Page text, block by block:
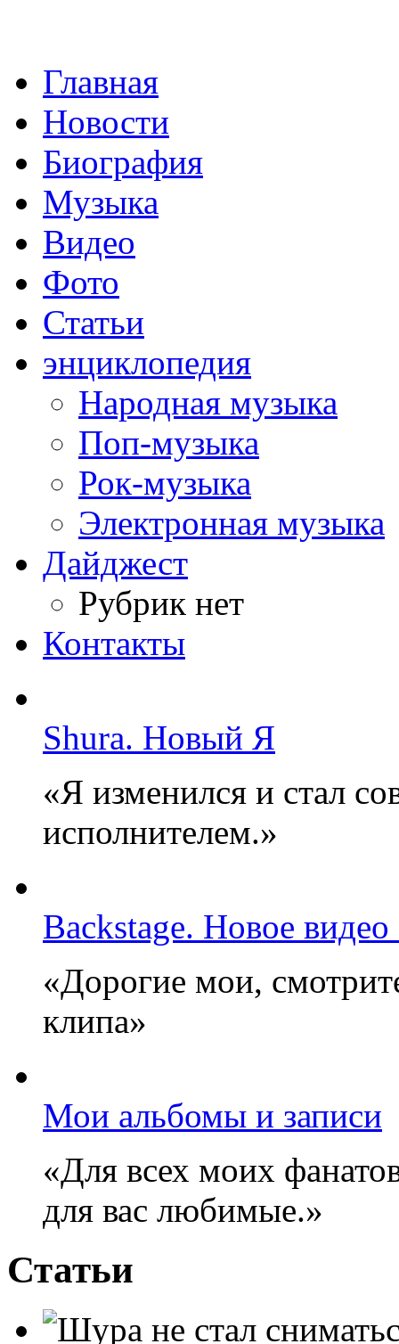
Главная
Новости
Биография
Музыка
Видео
Фото
Статьи
энциклопедия
Народная музыка
Поп-музыка
Рок-музыка
Электронная музыка
Дайджест
Рубрик нет
Контакты
Shura. Новый Я
«Я изменился и стал
исполнителем.»
Backstage. Новое
«Дорогие мои,
клипа»
Мои альбомы и записи
«Для всех моих
для вас любимые.»
Статьи